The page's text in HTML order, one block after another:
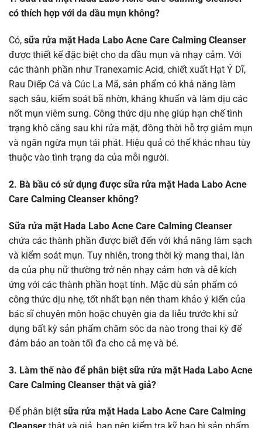
có thích hợp với da dầu mụn không?
Có, sữa rửa mặt Hada Labo Acne Care Calming Cleanser
được thiết kế đặc biệt cho da dầu mụn và nhạy cảm. Với
các thành phần như Tranexamic Acid, chiết xuất Hạt Ý Dĩ,
Rau Diếp Cá và Cúc La Mã, sản phẩm có khả năng làm
sạch sâu, kiểm soát bã nhờn, kháng khuẩn và làm dịu các
nốt mụn viêm sưng. Công thức dịu nhẹ giúp hạn chế tình
trạng khô căng sau khi rửa mặt, đồng thời hỗ trợ giảm mụn
và ngăn ngừa mụn tái phát. Hiệu quả có thể khác nhau tùy
thuộc vào tình trạng da của mỗi người.
2. Bà bầu có sử dụng được sữa rửa mặt Hada Labo Acne
Care Calming Cleanser không?
Sữa rửa mặt Hada Labo Acne Care Calming Cleanser
chứa các thành phần được biết đến với khả năng làm sạch
và kiểm soát mụn. Tuy nhiên, trong thời kỳ mang thai, làn
da của phụ nữ thường trở nên nhạy cảm hơn và dễ kích
ứng với các thành phần hoạt tính. Mặc dù sản phẩm có
công thức dịu nhẹ, tốt nhất bạn nên tham khảo ý kiến của
bác sĩ chuyên môn hoặc chuyên gia da liễu trước khi sử
dụng bất kỳ sản phẩm chăm sóc da nào trong thai kỳ để
đảm bảo an toàn tối đa cho cả mẹ và bé.
3. Làm thế nào để phân biệt sữa rửa mặt Hada Labo Acne
Care Calming Cleanser thật và giả?
Để phân biệt sữa rửa mặt Hada Labo Acne Care Calming